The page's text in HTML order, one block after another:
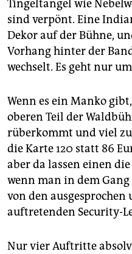
Tingeltangel wie
sind verpönt. Eine
Dekor auf der Bühne,
Vorhang hinter der
wechselt. Es geht nur
Wenn es ein Manko
oberen Teil der
rüberkommt und viel
die Karte 120 statt 86
aber da lassen einen
wenn man in dem
von den
auftretenden Security-
Nur vier Auftritte